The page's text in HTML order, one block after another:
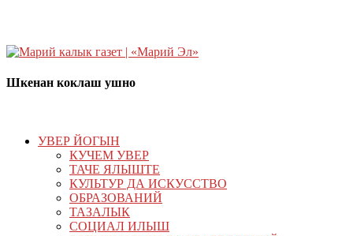
Шкенан коклаш ушно
УВЕР ЙОГЫН
КУЧЕМ УВЕР
ТАЧЕ ЯЛЫШТЕ
КУЛЬТУР ДА ИСКУССТВО
ОБРАЗОВАНИЙ
ТАЗАЛЫК
СОЦИАЛ ИЛЫШ